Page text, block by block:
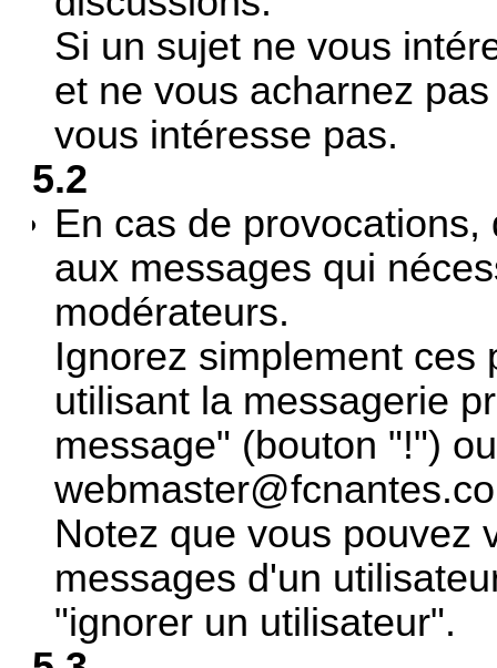
Si un sujet ne vous
et ne vous acharnez
vous intéresse pas.
5.2
En cas de provocations,
aux messages qui
modérateurs.
Ignorez simplement ces
utilisant la messagerie
message" (bouton "!")
Notez que vous pouvez
messages d'un
"ignorer un utilisateur".